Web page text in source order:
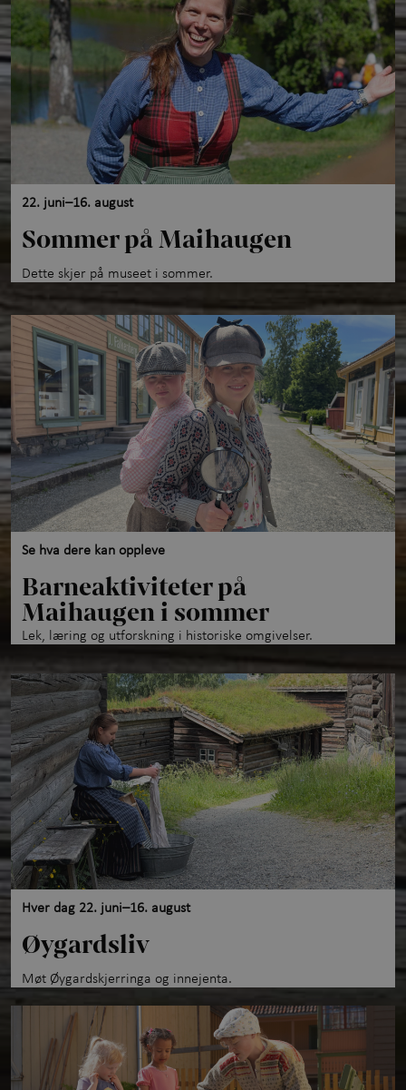
22. juni–16. august
Sommer på Maihaugen
Dette skjer på museet i sommer.
Se hva dere kan oppleve
Barneaktiviteter på
Maihaugen i sommer
Lek, læring og utforskning i historiske omgivelser.
Hver dag 22. juni–16. august
Øygardsliv
Møt Øygardskjerringa og innejenta.